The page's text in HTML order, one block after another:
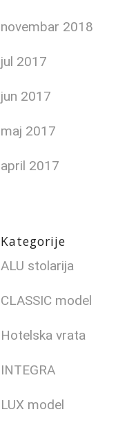
novembar 2018
jul 2017
jun 2017
maj 2017
april 2017
Kategorije
ALU stolarija
CLASSIC model
Hotelska vrata
INTEGRA
LUX model